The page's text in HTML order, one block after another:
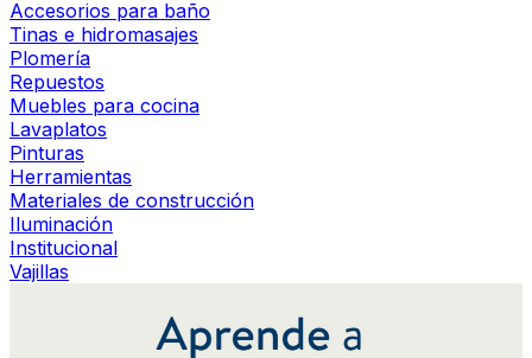
Accesorios para baño
Tinas e hidromasajes
Plomería
Repuestos
Muebles para cocina
Lavaplatos
Pinturas
Herramientas
Materiales de construcción
Iluminación
Institucional
Vajillas